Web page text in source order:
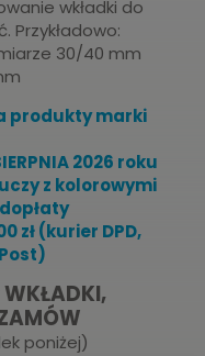
wkładki do
Przykładowo:
30/40 mm
produkty marki
2026 roku
z kolorowymi
zł (kurier DPD,
poniżej)